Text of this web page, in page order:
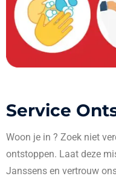
Service
Woon je in ? Zoek niet
ontstoppen. Laat deze
Janssens en vertrouw